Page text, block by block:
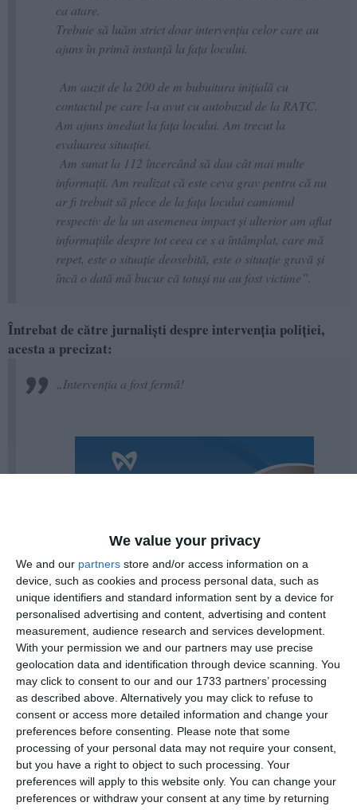
We value your privacy
We and our partners store and/or access information on a
device, such as cookies and process personal data, such as
unique identifiers and standard information sent by a device for
personalised advertising and content, advertising and content
measurement, audience research and services development.
With your permission we and our partners may use precise
geolocation data and identification through device scanning. You
may click to consent to our and our 1733 partners’ processing
as described above. Alternatively you may click to refuse to
consent or access more detailed information and change your
preferences before consenting.
Please note that some
processing of your personal data may not require your consent,
but you have a right to object to such processing. Your
preferences will apply to this website only. You can change your
preferences or withdraw your consent at any time by returning
ca atare.
Trebuie să luăm strict doar intervenția celor care au
ajuns în primă instanță la fața locului.
Am auzit de la 200 de m bubuitura inițială cu
contactul pe care l-a avut cu autobuzul de la RATC.
Am ajuns imediat la fața locului. Am trecut la
evaluarea situației.
Am sunat la 112 încercând să dau cât mai multe
informații. Am realizat că este ceva grav pentru că nu
ar fi trebuit să plece de la fața locului camionul
respectiv de la un asemenea impact și ulterior am aflat
informațiile despre tot ceea ce s a întâmplat, care mă
repet, este o situație deosebită, este o situație gravă și
încă o dată mă bucur că totuși nu au fost victime”.
Întrebat de către jurnaliști despre intervenția poliției,
acesta a precizat:
„Intervenția a fost fermă!
Nu avea nimeni de unde să știe clar în situația
inițială despre ce s-a întâmplat. Toți cei care
au ajuns la fața locului, pentru că au fost
foarte multe forțe de ordine care au ajuns la
fața locului, au tratat intervenția ca pe una să
zicem, problematică pentru că părea totuși că